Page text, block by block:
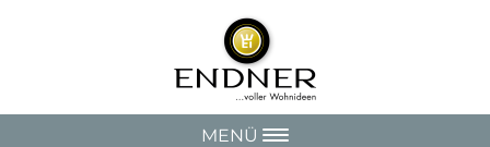
MENÜ